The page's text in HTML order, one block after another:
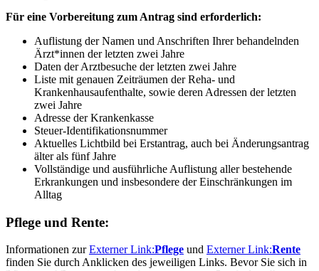
Für eine Vorbereitung zum Antrag sind erforderlich:
Auflistung der Namen und Anschriften Ihrer behandelnden
Ärzt*innen der letzten zwei Jahre
Daten der Arztbesuche der letzten zwei Jahre
Liste mit genauen Zeiträumen der Reha- und
Krankenhausaufenthalte, sowie deren Adressen der letzten
zwei Jahre
Adresse der Krankenkasse
Steuer-Identifikationsnummer
Aktuelles Lichtbild bei Erstantrag, auch bei Änderungsantrag
älter als fünf Jahre
Vollständige und ausführliche Auflistung aller bestehende
Erkrankungen und insbesondere der Einschränkungen im
Alltag
Pflege und Rente:
Informationen zur Externer Link:Pflege und Externer Link:Rente
finden Sie durch Anklicken des jeweiligen Links. Bevor Sie sich in